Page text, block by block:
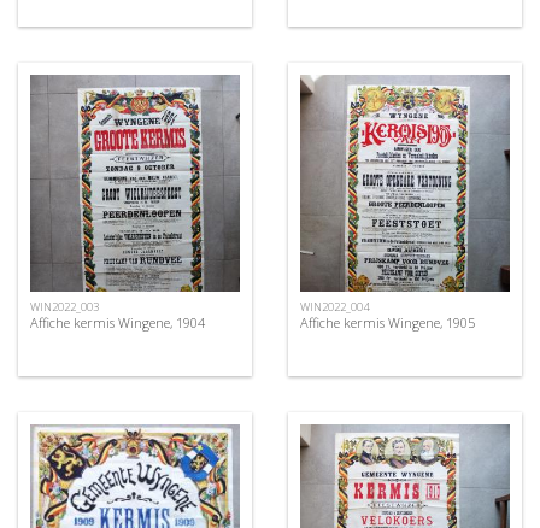
WIN2022_003
Affiche kermis Wingene, 1904
WIN2022_004
Affiche kermis Wingene, 1905